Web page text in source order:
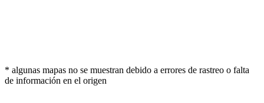
* algunas mapas no se muestran debido a errores de rastreo o falta
de información en el origen